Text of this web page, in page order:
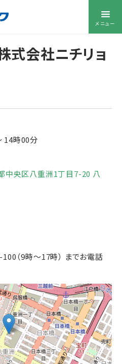
メニュー
式会社ニチリョ
14時00分
中央区八重洲1丁目7-20 八
（9時～17時） までお電話